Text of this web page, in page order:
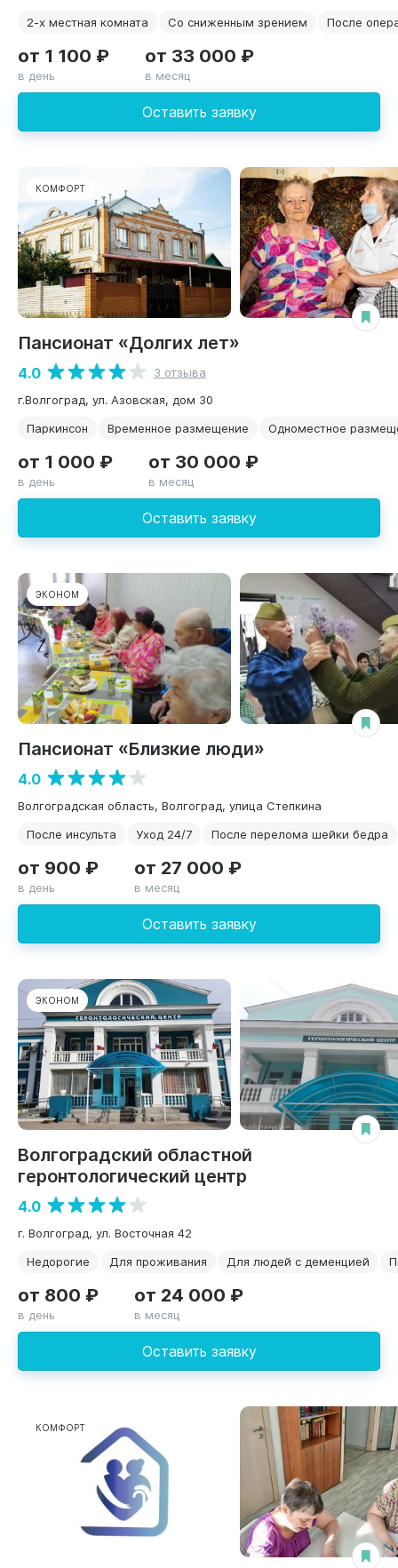
2-х местная комната
Со сниженным зрением После
Оставить заявку
от 1 100 ₽
в день
от 33 000 ₽
в месяц
КОМФОРТ
Пансионат «Долгих лет»
4.0
3 отзыва
г.Волгоград, ул. Азовская, дом 30
Паркинсон
Временное размещение Одноместное
Оставить заявку
от 1 000 ₽
в день
от 30 000 ₽
в месяц
ЭКОНОМ
Пансионат «Близкие люди»
4.0
Волгоградская область, Волгоград, улица Степкина
После инсульта
Уход 24/7 После перелома шейки бедра
Оставить заявку
от 900 ₽
в день
от 27 000 ₽
в месяц
ЭКОНОМ
Волгоградский областной
геронтологический центр
4.0
г. Волгоград, ул. Восточная 42
Недорогие
Для проживания Для людей с деменцией
Оставить заявку
от 800 ₽
в день
от 24 000 ₽
в месяц
КОМФОРТ